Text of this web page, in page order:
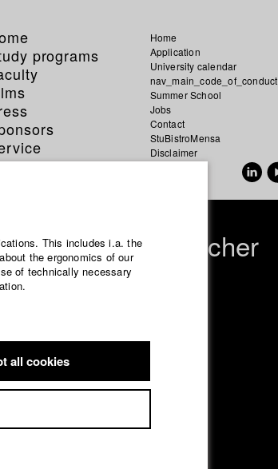
programs
Home
Application
University calendar
nav_main_code_of_conduct
Summer School
Jobs
Contact
StuBistroMensa
Disclaimer
Kuestenmacher
III - Cinema- and Movie
2021
This includes i.a. the
the ergonomics of our
of technically necessary
all cookies